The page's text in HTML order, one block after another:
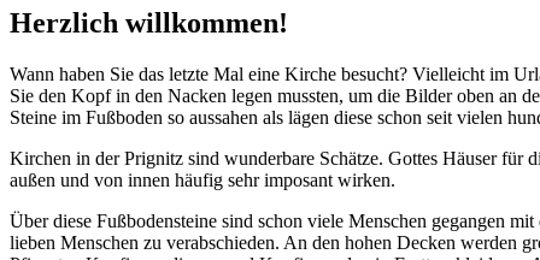
Herzlich willkommen!
Wann haben Sie das letzte Mal eine Kirche besucht? Vielleicht im
Sie den Kopf in den Nacken legen mussten, um die Bilder oben an
Steine im Fußboden so aussahen als lägen diese schon seit vielen
Kirchen in der Prignitz sind wunderbare Schätze. Gottes Häuser für
außen und von innen häufig sehr imposant wirken.
Über diese Fußbodensteine sind schon viele Menschen gegangen
lieben Menschen zu verabschieden. An den hohen Decken werden